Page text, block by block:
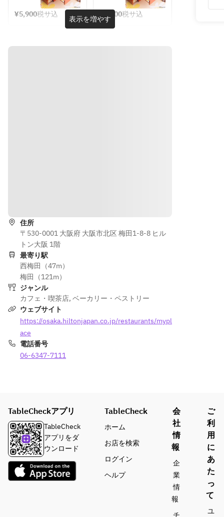
をご用
す。
をご用
意いた
す。
フタヌ
のよう
¥5,900税サ込
フタヌ
ーンテ
のよう
な箱型
¥6,900税サ込
表示を増やす
住所
〒530-0001 大阪府 大阪市北区 梅田1-8-8 ヒル
トン大阪 1階
最寄り駅
西梅田（47m）
梅田（121m）
ジャンル
カフェ・喫茶店, ベーカリー・ペストリー
ウェブサイト
https://osaka.hiltonjapan.co.jp/restaurants/mypl
ace
電話番号
06-6347-7111
TableCheckアプリ
TableCheck
アプリをダ
ウンロード
TableCheck
ホーム
お店を検索
ログイン
ヘルプ
会
社
情
報
企
業
情
報
チ
ご
利
用
に
あ
た
っ
て
ユ